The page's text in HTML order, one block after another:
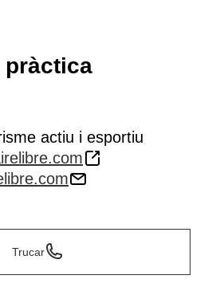
pràctica
actiu i esportiu
Trucar